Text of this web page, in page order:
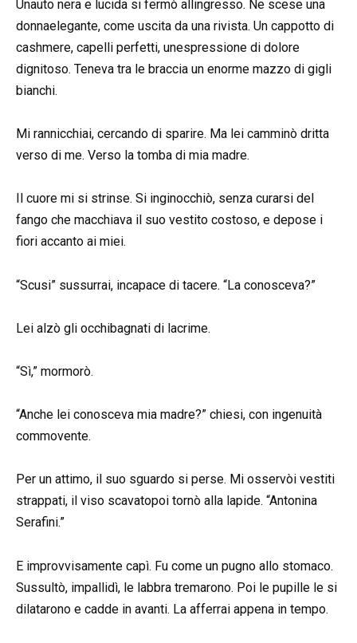
Unauto nera e lucida si fermò allingresso. Ne scese una
donnaelegante, come uscita da una rivista. Un cappotto di
cashmere, capelli perfetti, unespressione di dolore
dignitoso. Teneva tra le braccia un enorme mazzo di gigli
bianchi.
Mi rannicchiai, cercando di sparire. Ma lei camminò dritta
verso di me. Verso la tomba di mia madre.
Il cuore mi si strinse. Si inginocchiò, senza curarsi del
fango che macchiava il suo vestito costoso, e depose i
fiori accanto ai miei.
“Scusi” sussurrai, incapace di tacere. “La conosceva?”
Lei alzò gli occhibagnati di lacrime.
“Sì,” mormorò.
“Anche lei conosceva mia madre?” chiesi, con ingenuità
commovente.
Per un attimo, il suo sguardo si perse. Mi osservòi vestiti
strappati, il viso scavatopoi tornò alla lapide. “Antonina
Serafini.”
E improvvisamente capì. Fu come un pugno allo stomaco.
Sussultò, impallidì, le labbra tremarono. Poi le pupille le si
dilatarono e cadde in avanti. La afferrai appena in tempo.